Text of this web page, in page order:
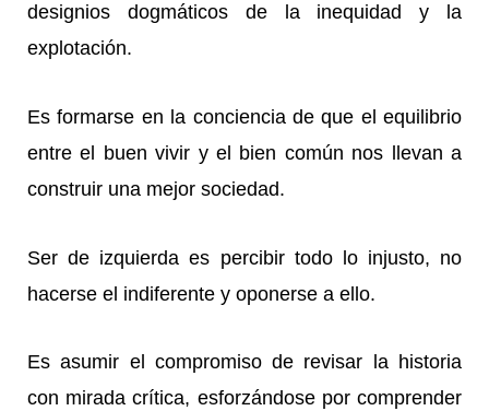
designios dogmáticos de la inequidad y la
explotación.
Es formarse en la conciencia de que el equilibrio
entre el buen vivir y el bien común nos llevan a
construir una mejor sociedad.
Ser de izquierda es percibir todo lo injusto, no
hacerse el indiferente y oponerse a ello.
Es asumir el compromiso de revisar la historia
con mirada crítica, esforzándose por comprender